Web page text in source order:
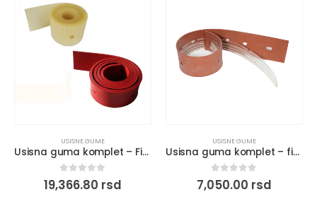
USISNE GUME
Usisna guma komplet – Fiorentini I38
0 out of 5
19,366.80 rsd
USISNE GUME
Usisna guma komplet – fiorentini i 20 new
0out of 5
7,050.00 rsd